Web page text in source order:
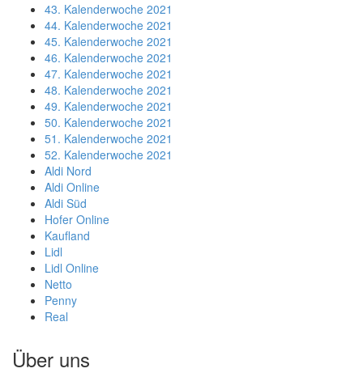
43. Kalenderwoche 2021
44. Kalenderwoche 2021
45. Kalenderwoche 2021
46. Kalenderwoche 2021
47. Kalenderwoche 2021
48. Kalenderwoche 2021
49. Kalenderwoche 2021
50. Kalenderwoche 2021
51. Kalenderwoche 2021
52. Kalenderwoche 2021
Aldi Nord
Aldi Online
Aldi Süd
Hofer Online
Kaufland
Lidl
Lidl Online
Netto
Penny
Real
Über uns